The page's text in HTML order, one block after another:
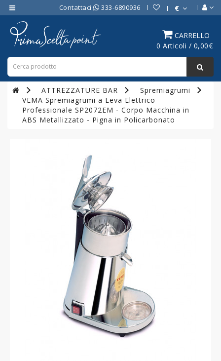
Contattaci 333-6890936 €
CARRELLO
0 Articoli / 0,00€
Category
ATTREZZATURE
BAR
ATTREZZATURE
PROFESSIONALI
CUCINA
ATTREZZATURE BAR
Spremiagrumi
VEMA Spremiagrumi a Leva Elettrico
Professionale SP2072EM - Corpo Macchina in
ABS Metallizzato - Pigna in Policarbonato